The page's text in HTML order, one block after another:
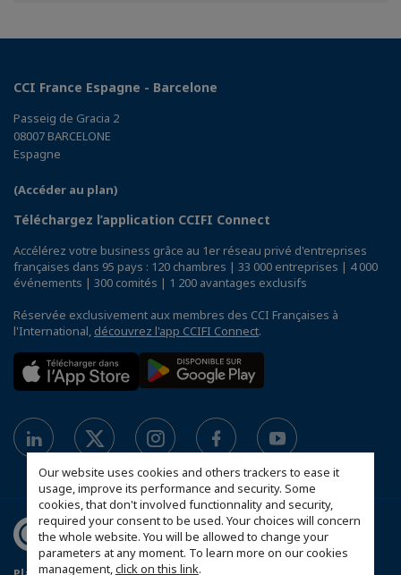
Our website uses cookies and others trackers to ease it
usage, improve its performance and security. Some
cookies, that don't involved functionnality and security,
required your consent to be used. Your choices will concern
the whole website. You will be allowed to change your
parameters at any moment. To learn more on our cookies
management,click on this link.
CCI France Espagne - Barcelone
Passeig de Gracia 2
08007 BARCELONE
Espagne
(Accéder au plan)
Téléchargez l’application CCIFI Connect
Accélérez votre business grâce au 1er réseau privé d'entreprises
françaises dans 95 pays : 120 chambres | 33 000 entreprises | 4 000
événements | 300 comités | 1 200 avantages exclusifs
Réservée exclusivement aux membres des CCI Françaises à
l'International, découvrez l'app CCIFI Connect.